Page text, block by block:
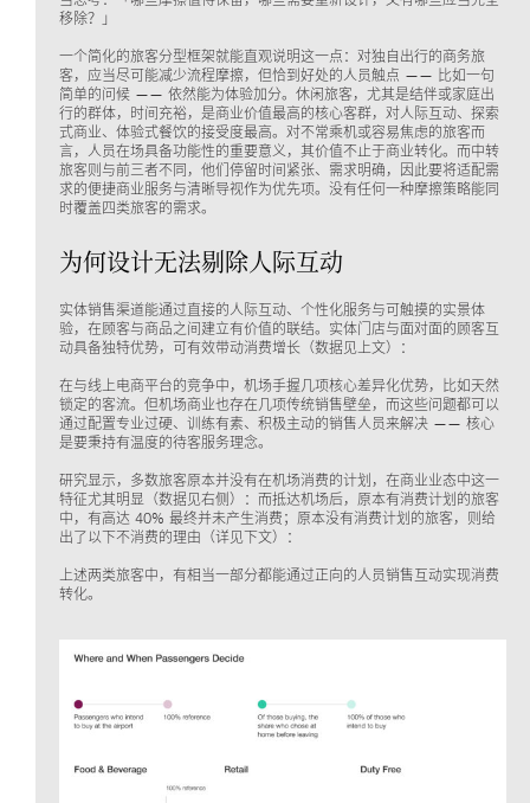
移除？」
一个简化的旅客分型框架就能直观说明这一点：对独自出行的商务旅
客，应当尽可能减少流程摩擦，但恰到好处的人员触点 —— 比如一句
简单的问候 —— 依然能为体验加分。休闲旅客，尤其是结伴或家庭出
行的群体，时间充裕，是商业价值最高的核心客群，对人际互动、探索
式商业、体验式餐饮的接受度最高。对不常乘机或容易焦虑的旅客而
言，人员在场具备功能性的重要意义，其价值不止于商业转化。而中转
旅客则与前三者不同，他们停留时间紧张、需求明确，因此要将适配需
求的便捷商业服务与清晰导视作为优先项。没有任何一种摩擦策略能同
时覆盖四类旅客的需求。
为何设计无法剔除人际互动
实体销售渠道能通过直接的人际互动、个性化服务与可触摸的实景体
验，在顾客与商品之间建立有价值的联结。实体门店与面对面的顾客互
动具备独特优势，可有效带动消费增长（数据见上文）：
在与线上电商平台的竞争中，机场手握几项核心差异化优势，比如天然
锁定的客流。但机场商业也存在几项传统销售壁垒，而这些问题都可以
通过配置专业过硬、训练有素、积极主动的销售人员来解决 —— 核心
是要秉持有温度的待客服务理念。
研究显示，多数旅客原本并没有在机场消费的计划，在商业业态中这一
特征尤其明显（数据见右侧）：而抵达机场后，原本有消费计划的旅客
中，有高达 40% 最终并未产生消费；原本没有消费计划的旅客，则给
出了以下不消费的理由（详见下文）：
上述两类旅客中，有相当一部分都能通过正向的人员销售互动实现消费
转化。